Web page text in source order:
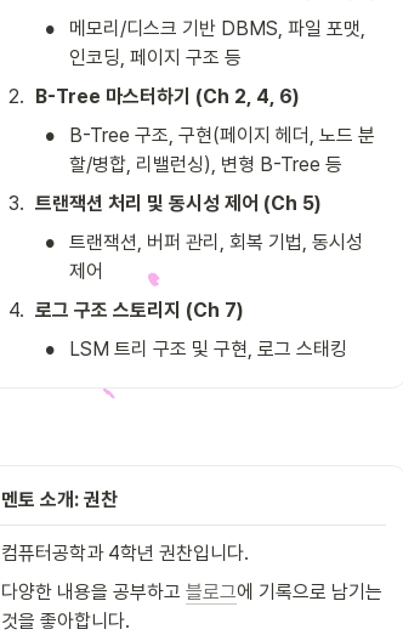
•
메모리/디스크 기반 DBMS, 파일 포맷,
인코딩, 페이지 구조 등
2. B-Tree 마스터하기 (Ch 2, 4, 6)
•
B-Tree 구조, 구현(페이지 헤더, 노드 분
할/병합, 리밸런싱), 변형 B-Tree 등
3. 트랜잭션 처리 및 동시성 제어 (Ch 5)
•
트랜잭션, 버퍼 관리, 회복 기법, 동시성
제어
4. 로그 구조 스토리지 (Ch 7)
• LSM 트리 구조 및 구현, 로그 스태킹
멘토 소개: 권찬
컴퓨터공학과 4학년 권찬입니다.
다양한 내용을 공부하고 블로그에 기록으로 남기는
것을 좋아합니다.